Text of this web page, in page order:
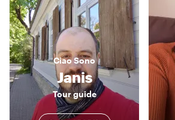
CiaoSono
Janis
Tour guide